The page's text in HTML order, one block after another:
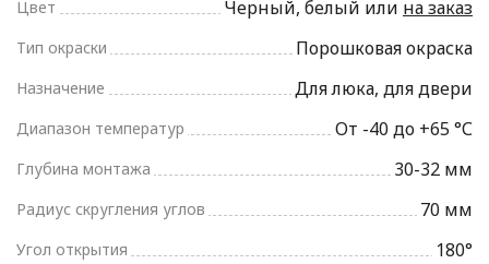
Цвет Черный, белый или на заказ
Тип окраски Порошковая окраска
Назначение Для люка, для двери
Диапазон температур От -40 до +65 °С
Глубина монтажа 30-32 мм
Радиус скругления углов 70 мм
Угол открытия 180°